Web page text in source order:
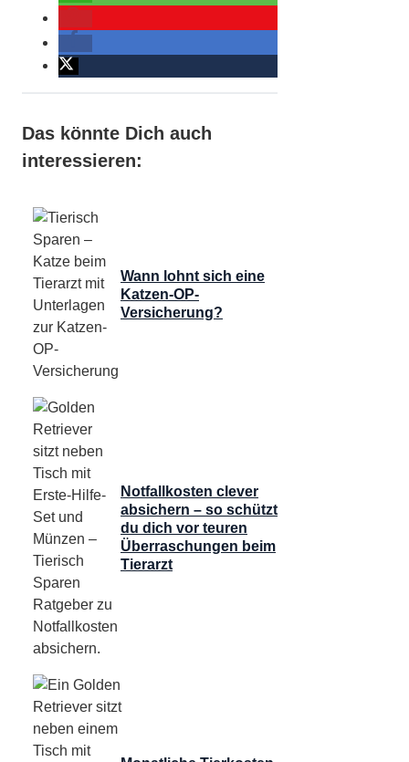
Das könnte Dich auch
interessieren:
Wann lohnt sich eine
Katzen-OP-
Versicherung?
Notfallkosten clever
absichern – so schützt
du dich vor teuren
Überraschungen beim
Tierarzt